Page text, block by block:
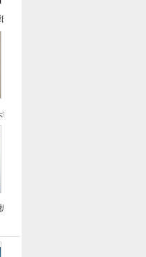
鹤折纸图文教程
鹤折纸图谱教程
纸教程